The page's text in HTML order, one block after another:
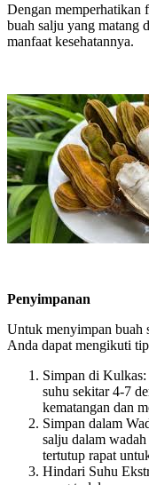
Dengan memperhatikan
buah salju yang matang
manfaat kesehatannya.
Penyimpanan
Untuk menyimpan buah
Anda dapat mengikuti
Simpan di Kulkas
suhu sekitar 4-7
kematangan dan
Simpan dalam
salju dalam
tertutup rapat
Hindari Suhu